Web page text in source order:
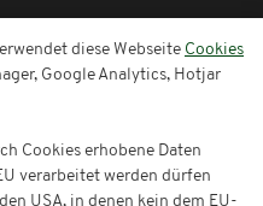
diese Webseite Cookies
Google Analytics, Hotjar
Cookies erhobene Daten
verarbeitet werden dürfen
USA, in denen kein dem EU-